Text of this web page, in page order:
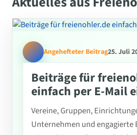
Angehefteter Beitrag25. Juli
Beiträge für
einfach per E-Mail
Vereine, Gruppen,
Unternehmen und engagierte